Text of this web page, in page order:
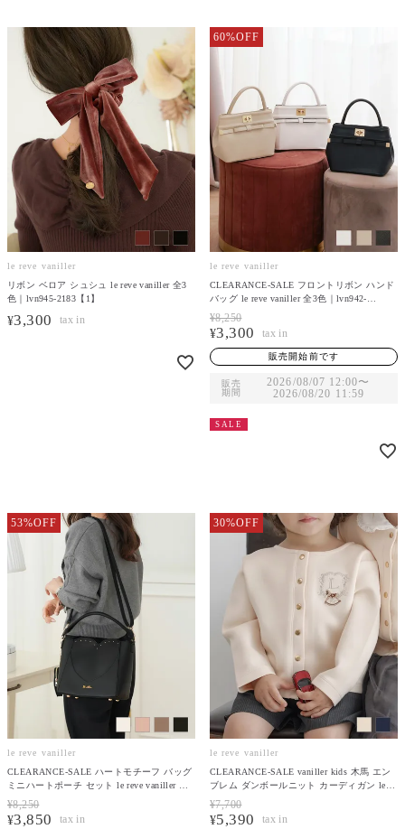
le reve vaniller
リボン ベロア シュシュ le reve vaniller 全3
色｜lvn945-2183【1】
¥3,300
60%OFF
le reve vaniller
CLEARANCE-SALE フロントリボン ハンド
バッグ le reve vaniller 全3色｜lvn942-
1946【1】
¥8,250
¥3,300
販売開始前です
販売
期間
2026/08/07 12:00〜
2026/08/20 11:59
SALE
53%OFF
le reve vaniller
CLEARANCE-SALE ハートモチーフ バッグ
ミニハートポーチ セット le reve vaniller 全4
色｜lvn912-1979【1】
¥8,250
¥3,850
30%OFF
le reve vaniller
CLEARANCE-SALE vaniller kids 木馬 エン
ブレム ダンボールニット カーディガン le
reve vaniller 全2色｜lvn531-2095【2】
¥7,700
¥5,390